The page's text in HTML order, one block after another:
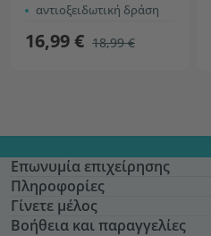
αντιοξειδωτική δράση
16,99 € 18,99 €
Επωνυμία επιχείρησης
Πληροφορίες
Γίνετε μέλος
Βοήθεια και παραγγελίες